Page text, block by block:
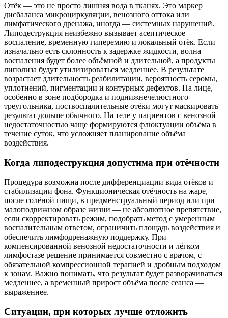
Отёк — это не просто лишняя вода в тканях. Это маркер
дисбаланса микроциркуляции, венозного оттока или
лимфатического дренажа, иногда — системных нарушений.
Липодеструкция неизбежно вызывает асептическое
воспаление, временную гиперемию и локальный отёк. Если
изначально есть склонность к задержке жидкости, волна
воспаления будет более объёмной и длительной, а продукты
липолиза будут утилизироваться медленнее. В результате
возрастает длительность реабилитации, вероятность серомы,
уплотнений, пигментации и контурных дефектов. На лице,
особенно в зоне подбородка и поднижнечелюстного
треугольника, поствоспалительные отёки могут маскировать
результат дольше обычного. На теле у пациентов с венозной
недостаточностью чаще формируются флюктуации объёма в
течение суток, что усложняет планирование объёма
воздействия.
Когда липодеструкция допустима при отёчности
Процедура возможна после дифференциации вида отёков и
стабилизации фона. Функционическая отёчность на жаре,
после солёной пищи, в предменструальный период или при
малоподвижном образе жизни — не абсолютное препятствие,
если скорректировать режим, подобрать метод с умеренным
воспалительным ответом, ограничить площадь воздействия и
обеспечить лимфодренажную поддержку. При
компенсированной венозной недостаточности и лёгком
лимфостазе решение принимается совместно с врачом, с
обязательной компрессионной терапией и дробным подходом
к зонам. Важно понимать, что результат будет разворачиваться
медленнее, а временный прирост объёма после сеанса —
выраженнее.
Ситуации, при которых лучше отложить